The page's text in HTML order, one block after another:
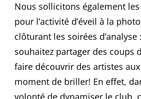
Nous sollicitons également
pour l’activité d’éveil à la
clôturant les soirées d’analyse
souhaitez partager des coups
faire découvrir des artistes aux
moment de briller! En effet,
volonté de dynamiser le club,